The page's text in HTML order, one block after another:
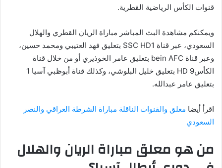
قنوات الكأس الرياضية القطرية.
ويمكنكم مشاهدة البث المباشر مباراة الريان القطري والهلال
السعودي، عبر قناة SSC HD1 بتعليق فهد العتيبي ومحمد حسين،
وعبر قناة bein AFC بتعليق عامر الخوذيري أو من خلال قناة
الكأسHD 9 بتعليق خليل البلوشي، وكذلك قناة أبوظبي آسيا 1
بتعليق عامر عبدالله.
اقرأ أيضا معلق والقنوات الناقلة مباراة الشرطة العراقي والنصر
السعودي
من هو معلق مباراة الريان والهلال